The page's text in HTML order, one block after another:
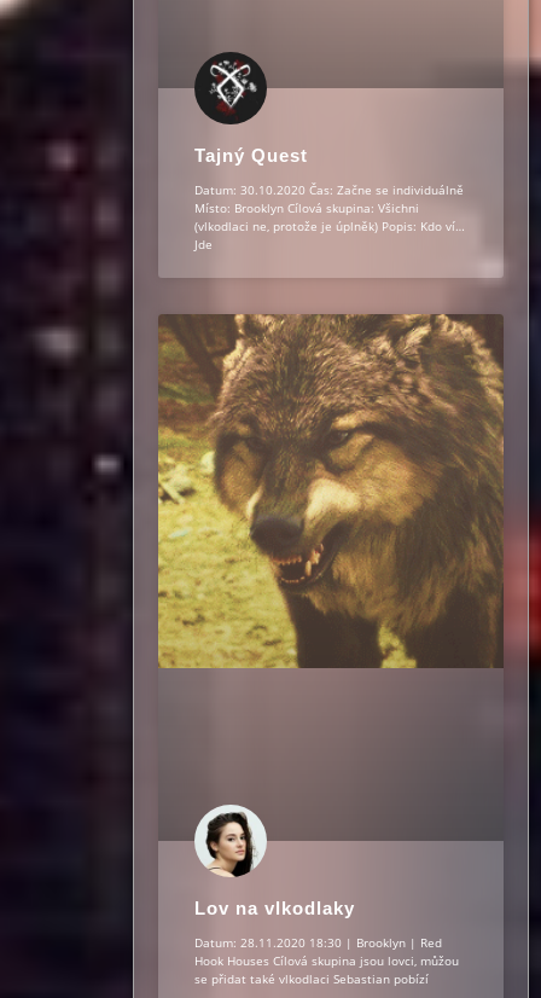
Tajný Quest
Datum: 30.10.2020 Čas: Začne se individuálně
Místo: Brooklyn Cílová skupina: Všichni
(vlkodlaci ne, protože je úplněk) Popis: Kdo ví…
Jde
Lov na vlkodlaky
Datum: 28.11.2020 18:30 | Brooklyn | Red
Hook Houses Cílová skupina jsou lovci, můžou
se přidat také vlkodlaci Sebastian pobízí